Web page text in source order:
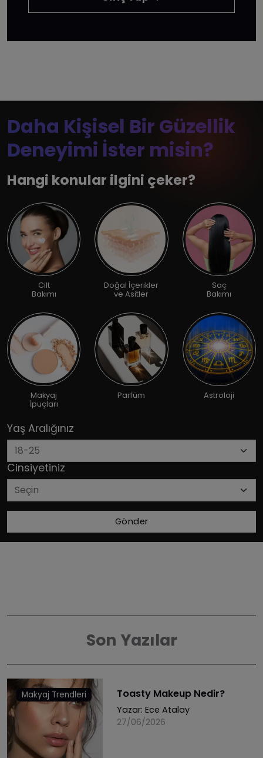
Daha Kişisel Bir Güzellik
Deneyimi İster misin?
Hangi konular ilgini çeker?
Cilt
Bakımı
Doğal İçerikler
ve Asitler
Saç
Bakımı
Makyaj
İpuçları
Parfüm Astroloji
Yaş Aralığınız
Cinsiyetiniz
Gönder
Son Yazılar
Makyaj Trendleri Toasty Makeup Nedir?
Yazar: Ece Atalay
27/06/2026